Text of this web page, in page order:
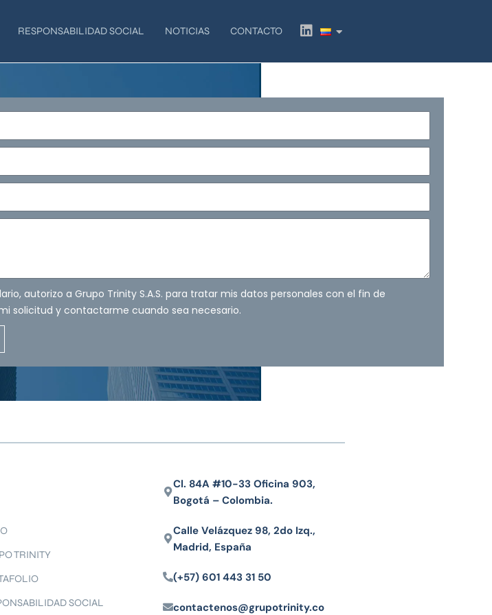
RESPONSABILIDAD SOCIAL NOTICIAS CONTACTO
L
i
k
autorizo a Grupo Trinity S.A.S. para tratar mis datos personales con el fin de
solicitud y contactarme cuando sea necesario.
TRINITY
SOCIAL
Cl. 84A #10-33 Oficina 903,
Bogotá – Colombia.
Calle Velázquez 98, 2do Izq.,
Madrid, España
(+57) 601 443 31 50
contactenos@grupotrinity.co